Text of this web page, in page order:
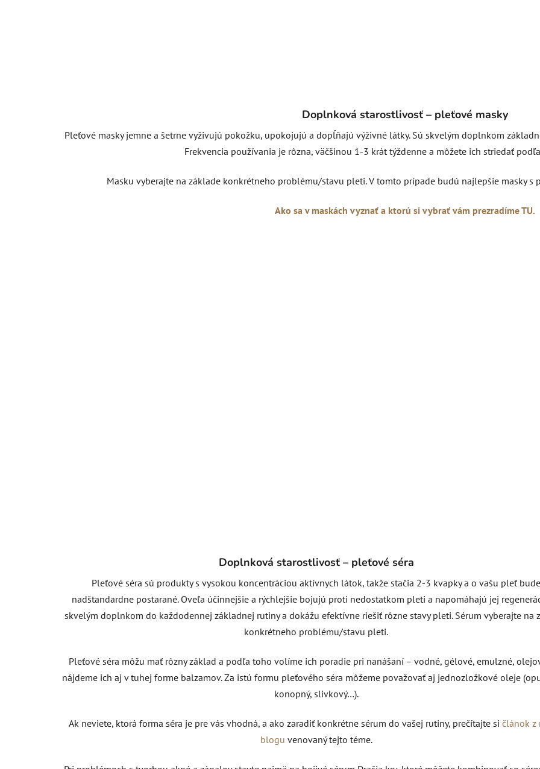
Doplnková starostlivosť – pleťové masky
Pleťové masky jemne a šetrne vyživujú pokožku, upokojujú a dopĺňajú výživné látky. Sú skvelým doplnkom
Frekvencia používania je rôzna, väčšinou 1-3 krát týždenne a môžete ich striedať
Masku vyberajte na základe konkrétneho problému/stavu pleti. V tomto prípade budú najlepšie masky s
Ako sa v maskách vyznať a ktorú si vybrať vám prezradíme TU.
Doplnková starostlivosť – pleťové séra
Pleťové séra sú produkty s vysokou koncentráciou aktívnych látok, takže stačia 2-3 kvapky a o vašu pleť bude
nadštandardne postarané. Oveľa účinnejšie a rýchlejšie bojujú proti nedostatkom pleti a napomáhajú jej
skvelým doplnkom do každodennej základnej rutiny a dokážu efektívne riešiť rôzne stavy pleti. Sérum vyberajte na
konkrétneho problému/stavu pleti.
Pleťové séra môžu mať rôzny základ a podľa toho volíme ich poradie pri nanášaní – vodné, gélové, emulzné,
nájdeme ich aj v tuhej forme balzamov. Za istú formu pleťového séra môžeme považovať aj jednozložkové oleje
konopný, slivkový…).
Ak neviete, ktorá forma séra je pre vás vhodná, a ako zaradiť konkrétne sérum do vašej rutiny, prečítajte si článok z
blogu venovaný tejto téme.